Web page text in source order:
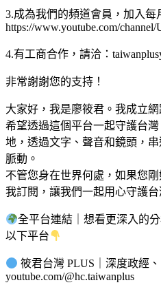
3.成為我們的頻道會員，加入每
https://www.youtube.com/
4.有工商合作，請洽：
非常謝謝您的支持！
大家好，我是廖筱君。我成立網
希望透過這個平台一起守護台
地，透過文字、聲音和鏡頭，
脈動。
不管您身在世界何處，如果您
我訂閱，讓我們一起用心守護台
全平台連結｜想看更深入的
以下平台
筱君台灣 PLUS｜深度政經
youtube.com/@hc.taiwanplus